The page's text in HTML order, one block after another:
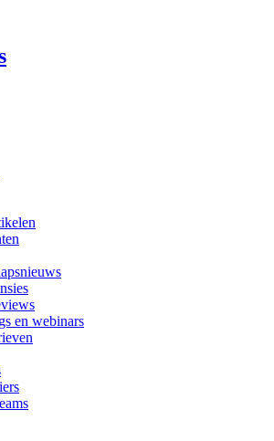
en webinars